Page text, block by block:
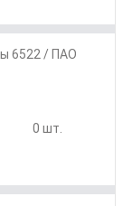
6522 / ПАО
0 шт.